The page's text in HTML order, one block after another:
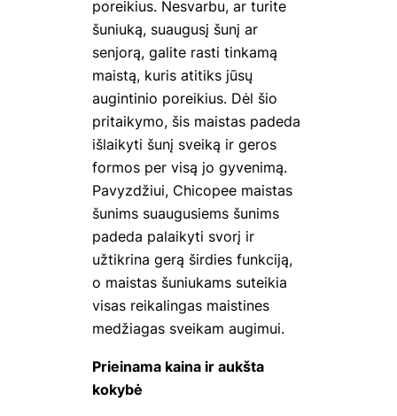
poreikius. Nesvarbu, ar turite
šuniuką, suaugusį šunį ar
senjorą, galite rasti tinkamą
maistą, kuris atitiks jūsų
augintinio poreikius. Dėl šio
pritaikymo, šis maistas padeda
išlaikyti šunį sveiką ir geros
formos per visą jo gyvenimą.
Pavyzdžiui, Chicopee maistas
šunims suaugusiems šunims
padeda palaikyti svorį ir
užtikrina gerą širdies funkciją,
o maistas šuniukams suteikia
visas reikalingas maistines
medžiagas sveikam augimui.
Prieinama kaina ir aukšta
kokybė